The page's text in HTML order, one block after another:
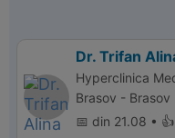
Dr. Trifan
Hyperclinica
Brasov - Brasov
📅 din 21.08 •